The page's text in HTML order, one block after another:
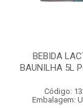
BEBIDA
BAUNILHA 5L
Código:
Embalagem: